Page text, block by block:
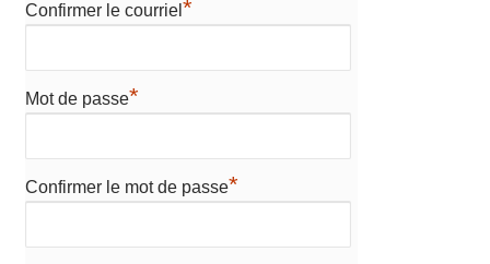
Confirmer le courriel *
Mot de passe*
Confirmer le mot de passe*